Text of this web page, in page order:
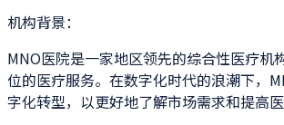
机构背景：
MNO医院是一家地区领先的综合性医疗机
位的医疗服务。在数字化时代的浪潮下，
字化转型，以更好地了解市场需求和提高医